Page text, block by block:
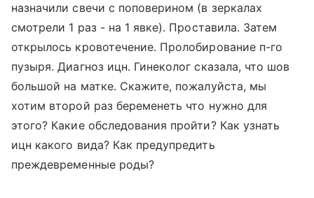
назначили свечи с поповерином (в зеркалах
смотрели 1 раз - на 1 явке). Проставила. Затем
открылось кровотечение. Пролобирование п-го
пузыря. Диагноз ицн. Гинеколог сказала, что шов
большой на матке. Скажите, пожалуйста, мы
хотим второй раз беременеть что нужно для
этого? Какие обследования пройти? Как узнать
ицн какого вида? Как предупредить
преждевременные роды?